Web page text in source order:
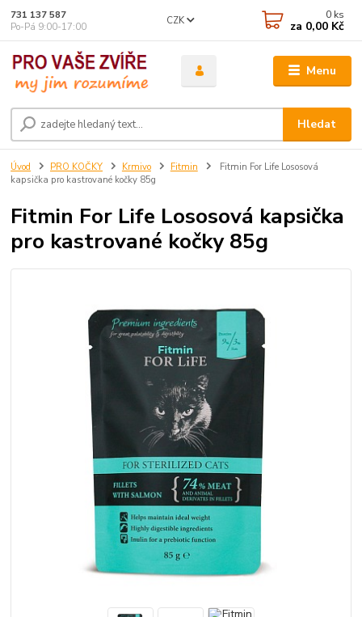
Menu
CZK
Hledat
731 137 587
Po-Pá 9:00-17:00
0 ks
za 0,00 Kč
Úvod PRO KOČKY Krmivo Fitmin
Fitmin For Life Lososová
kapsička pro kastrované kočky 85g
Fitmin For Life Lososová kapsička
pro kastrované kočky 85g